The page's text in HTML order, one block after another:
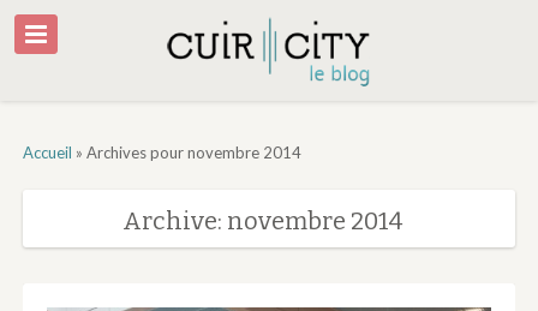
Accueil » Archives pour novembre 2014
Archive: novembre 2014